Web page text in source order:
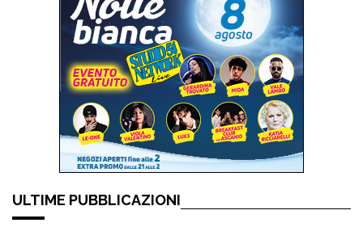
ULTIME PUBBLICAZIONI